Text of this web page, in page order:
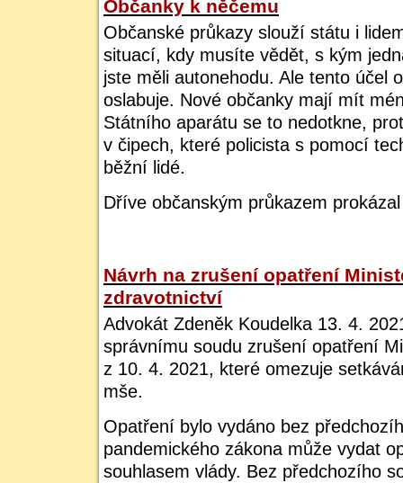
Občanky k něčemu
Občanské průkazy slouží státu i
situací, kdy musíte vědět, s kým
jste měli autonehodu. Ale tento účel
oslabuje. Nové občanky mají mít
Státního aparátu se to nedotkne,
v čipech, které policista s pomocí
běžní lidé.
Dříve občanským průkazem
Návrh na zrušení opatření
zdravotnictví
Advokát Zdeněk Koudelka 13. 4.
správnímu soudu zrušení opatření
z 10. 4. 2021, které omezuje
mše.
Opatření bylo vydáno bez
pandemického zákona může vydat
souhlasem vlády. Bez předchozího